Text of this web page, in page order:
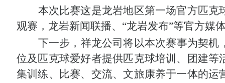
本次比赛这是龙岩地区第一场官方匹克
观赛 ， 龙岩新闻联播、 “龙岩发布”等官方媒
下一步，祥龙公司将以本次赛事为契
位及匹克球爱好者提供匹克球培训、团建
集训练、比赛、交流、文旅康养于一体的